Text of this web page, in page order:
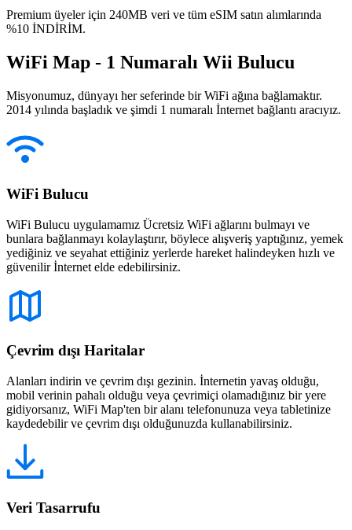
Premium üyeler için 240MB veri ve tüm eSIM satın alımlarında
%10 İNDİRİM.
WiFi Map - 1 Numaralı Wii Bulucu
Misyonumuz, dünyayı her seferinde bir WiFi ağına bağlamaktır.
2014 yılında başladık ve şimdi 1 numaralı İnternet bağlantı aracıyız.
WiFi Bulucu
WiFi Bulucu uygulamamız Ücretsiz WiFi ağlarını bulmayı ve
bunlara bağlanmayı kolaylaştırır, böylece alışveriş yaptığınız, yemek
yediğiniz ve seyahat ettiğiniz yerlerde hareket halindeyken hızlı ve
güvenilir İnternet elde edebilirsiniz.
Çevrim dışı Haritalar
Alanları indirin ve çevrim dışı gezinin. İnternetin yavaş olduğu,
mobil verinin pahalı olduğu veya çevrimiçi olamadığınız bir yere
gidiyorsanız, WiFi Map'ten bir alanı telefonunuza veya tabletinize
kaydedebilir ve çevrim dışı olduğunuzda kullanabilirsiniz.
Veri Tasarrufu